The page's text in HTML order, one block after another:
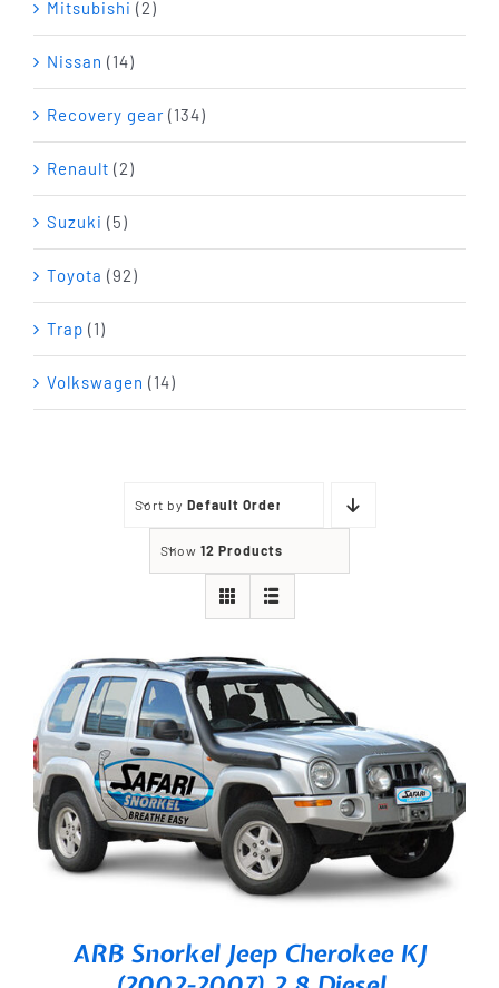
Mitsubishi (2)
Nissan (14)
Recovery gear (134)
Renault (2)
Suzuki (5)
Toyota (92)
Trap (1)
Volkswagen (14)
Sort by Default Order
Show 12 Products
ARB Snorkel Jeep Cherokee KJ